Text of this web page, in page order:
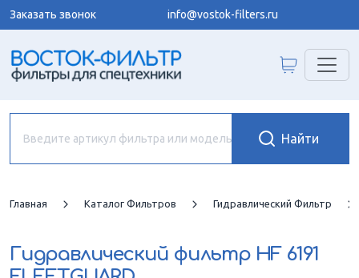
Заказать звонок info@vostok-filters.ru
Главная Каталог Фильтров Гидравлический Фильтр
Гидравлический фильтр HF 6191